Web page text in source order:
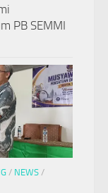
PB SEMMI
/ NEWS /